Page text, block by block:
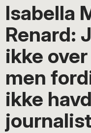
Isabella
Renard:
ikke
men
ikke